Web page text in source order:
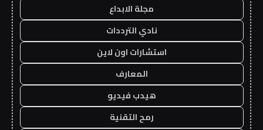
مجلة الابداع
نادي الترددات
استشارات اون لاين
المعارف
هيدب فيديو
رمح التقنية